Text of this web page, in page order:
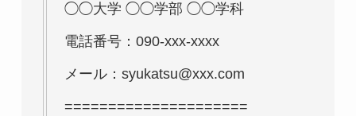
◯◯大学 ◯◯学部 ◯◯学科
電話番号：090-xxx-xxxx
メール：syukatsu@xxx.com
=====================